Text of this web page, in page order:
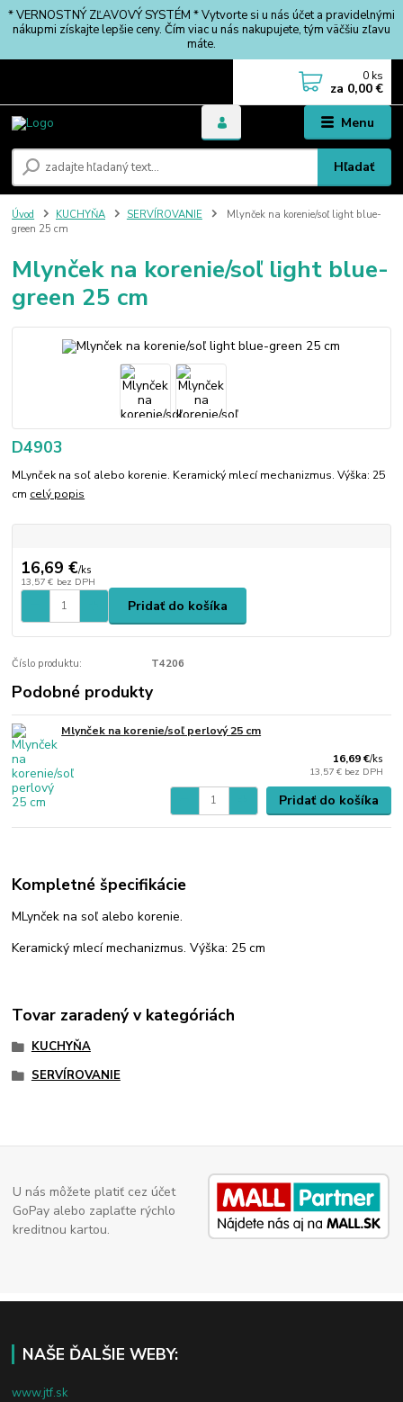
* VERNOSTNÝ ZĽAVOVÝ SYSTÉM * Vytvorte si u nás účet a pravidelnými
nákupmi získajte lepšie ceny. Čím viac u nás nakupujete, tým väčšiu zľavu
máte.
Menu
Hľadať
0 ks
za 0,00 €
Úvod KUCHYŇA SERVÍROVANIE
Mlynček na korenie/soľ light blue-
green 25 cm
Mlynček na korenie/soľ light blue-
green 25 cm
D4903
MLynček na soľ alebo korenie. Keramický mlecí mechanizmus. Výška: 25
cm celý popis
16,69 €/ks
13,57 € bez DPH
Pridať do košíka
Číslo produktu: T4206
Podobné produkty
Mlynček na korenie/soľ perlový 25 cm
16,69 €/ks
13,57 € bez DPH
Pridať do košíka
Kompletné špecifikácie
MLynček na soľ alebo korenie.
Keramický mlecí mechanizmus. Výška: 25 cm
Tovar zaradený v kategóriách
KUCHYŇA
SERVÍROVANIE
U nás môžete platiť cez účet
GoPay alebo zaplaťte rýchlo
kreditnou kartou.
NAŠE ĎALŠIE WEBY:
www.jtf.sk